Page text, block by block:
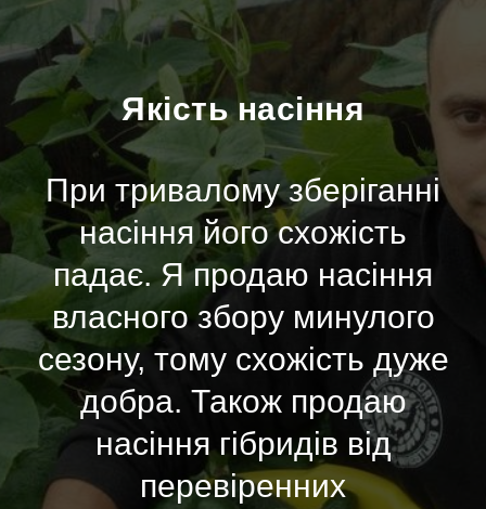
Якість насіння
При тривалому зберіганні
насіння його схожість
падає. Я продаю насіння
власного збору минулого
сезону, тому схожість дуже
добра. Також продаю
насіння гібридів від
перевіренних